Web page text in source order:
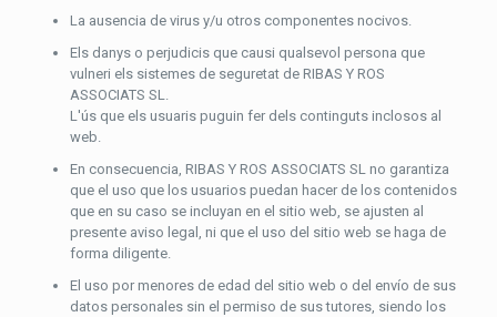
La ausencia de virus y/u otros componentes nocivos.
Els danys o perjudicis que causi qualsevol persona que
vulneri els sistemes de seguretat de RIBAS Y ROS
ASSOCIATS SL.
L'ús que els usuaris puguin fer dels continguts inclosos al
web.
En consecuencia, RIBAS Y ROS ASSOCIATS SL no garantiza
que el uso que los usuarios puedan hacer de los contenidos
que en su caso se incluyan en el sitio web, se ajusten al
presente aviso legal, ni que el uso del sitio web se haga de
forma diligente.
El uso por menores de edad del sitio web o del envío de sus
datos personales sin el permiso de sus tutores, siendo los